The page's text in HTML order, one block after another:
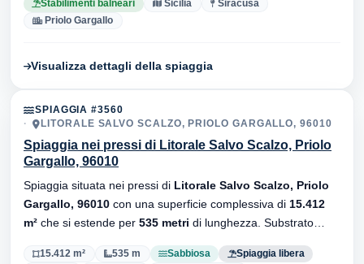
Stabilimenti balneari
Sicilia
Siracusa
Priolo Gargallo
Visualizza dettagli della spiaggia
SPIAGGIA #3560
LITORALE SALVO SCALZO, PRIOLO GARGALLO, 96010
Spiaggia nei pressi di Litorale Salvo Scalzo, Priolo
Gargallo, 96010
Spiaggia situata nei pressi di Litorale Salvo Scalzo, Priolo
Gargallo, 96010 con una superficie complessiva di 15.412
m² che si estende per 535 metri di lunghezza. Substrato
15.412 m² 535 m Sabbiosa
Spiaggia libera